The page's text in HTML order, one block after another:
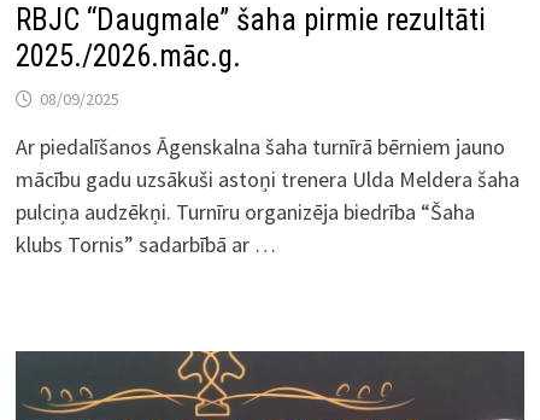
RBJC “Daugmale” šaha pirmie rezultāti
2025./2026.māc.g.
08/09/2025
Ar piedalīšanos Āgenskalna šaha turnīrā bērniem jauno
mācību gadu uzsākuši astoņi trenera Ulda Meldera šaha
pulciņa audzēkņi. Turnīru organizēja biedrība “Šaha
klubs Tornis” sadarbībā ar …